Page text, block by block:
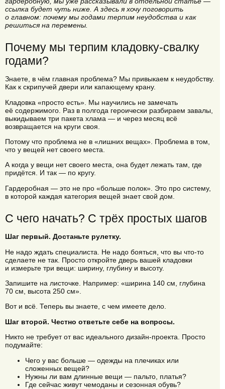
ссылка будет чуть ниже. А здесь я хочу поговорить
о главном: почему мы годами терпим неудобства и как
решиться на перемены.
Почему мы терпим кладовку-свалку
годами?
Знаете, в чём главная проблема? Мы привыкаем к неудобству.
Как к скрипучей двери или капающему крану.
Кладовка «просто есть». Мы научились не замечать
её содержимого. Раз в полгода героически разбираем завалы,
выкидываем три пакета хлама — и через месяц всё
возвращается на круги своя.
Потому что проблема не в «лишних вещах». Проблема в том,
что у вещей нет своего места.
А когда у вещи нет своего места, она будет лежать там, где
придётся. И так — по кругу.
Гардеробная — это не про «больше полок». Это про систему,
в которой каждая категория вещей знает свой дом.
С чего начать? С трёх простых шагов
Шаг первый. Достаньте рулетку.
Не надо ждать специалиста. Не надо бояться, что вы что-то
сделаете не так. Просто откройте дверь вашей кладовки
и измерьте три вещи: ширину, глубину и высоту.
Запишите на листочке. Например: «ширина 140 см, глубина
70 см, высота 250 см».
Вот и всё. Теперь вы знаете, с чем имеете дело.
Шаг второй. Честно ответьте себе на вопросы.
Никто не требует от вас идеального дизайн-проекта. Просто
подумайте:
Чего у вас больше — одежды на плечиках или
сложенных вещей?
Нужны ли вам длинные вещи — пальто, платья?
Где сейчас живут чемоданы и сезонная обувь?